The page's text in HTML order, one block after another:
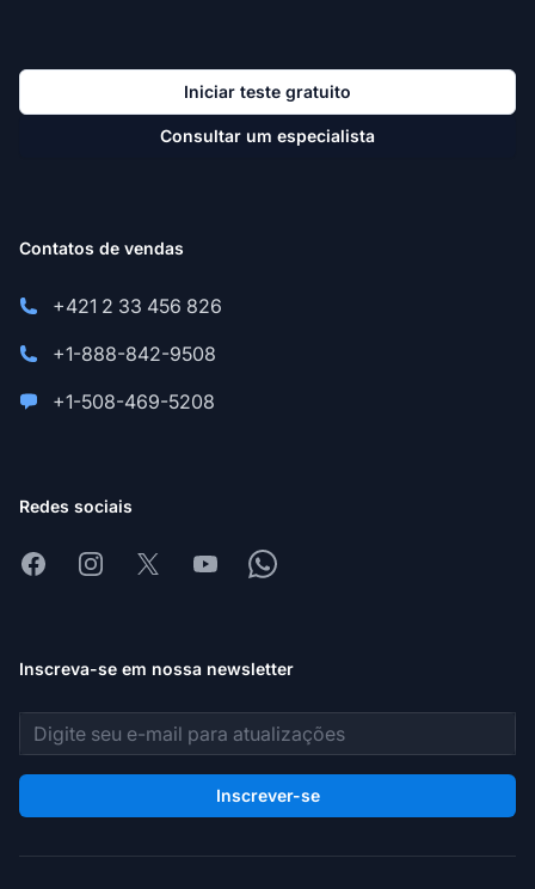
Iniciar teste gratuito
Consultar um especialista
Contatos de vendas
+421 2 33 456 826
+1-888-842-9508
+1-508-469-5208
Redes sociais
FacebookInstagram
X YoutubeWhatsapp
Inscreva-se em nossa newsletter
Endereço de e-mail
Inscrever-se